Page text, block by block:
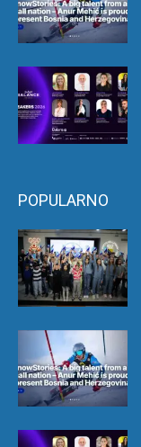
POPULARNO